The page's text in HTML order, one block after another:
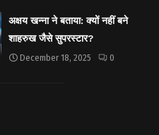
अक्षय खन्ना ने बताया: क्यों नहीं बने
शाहरुख जैसे सुपरस्टार?
December 18, 2025 0